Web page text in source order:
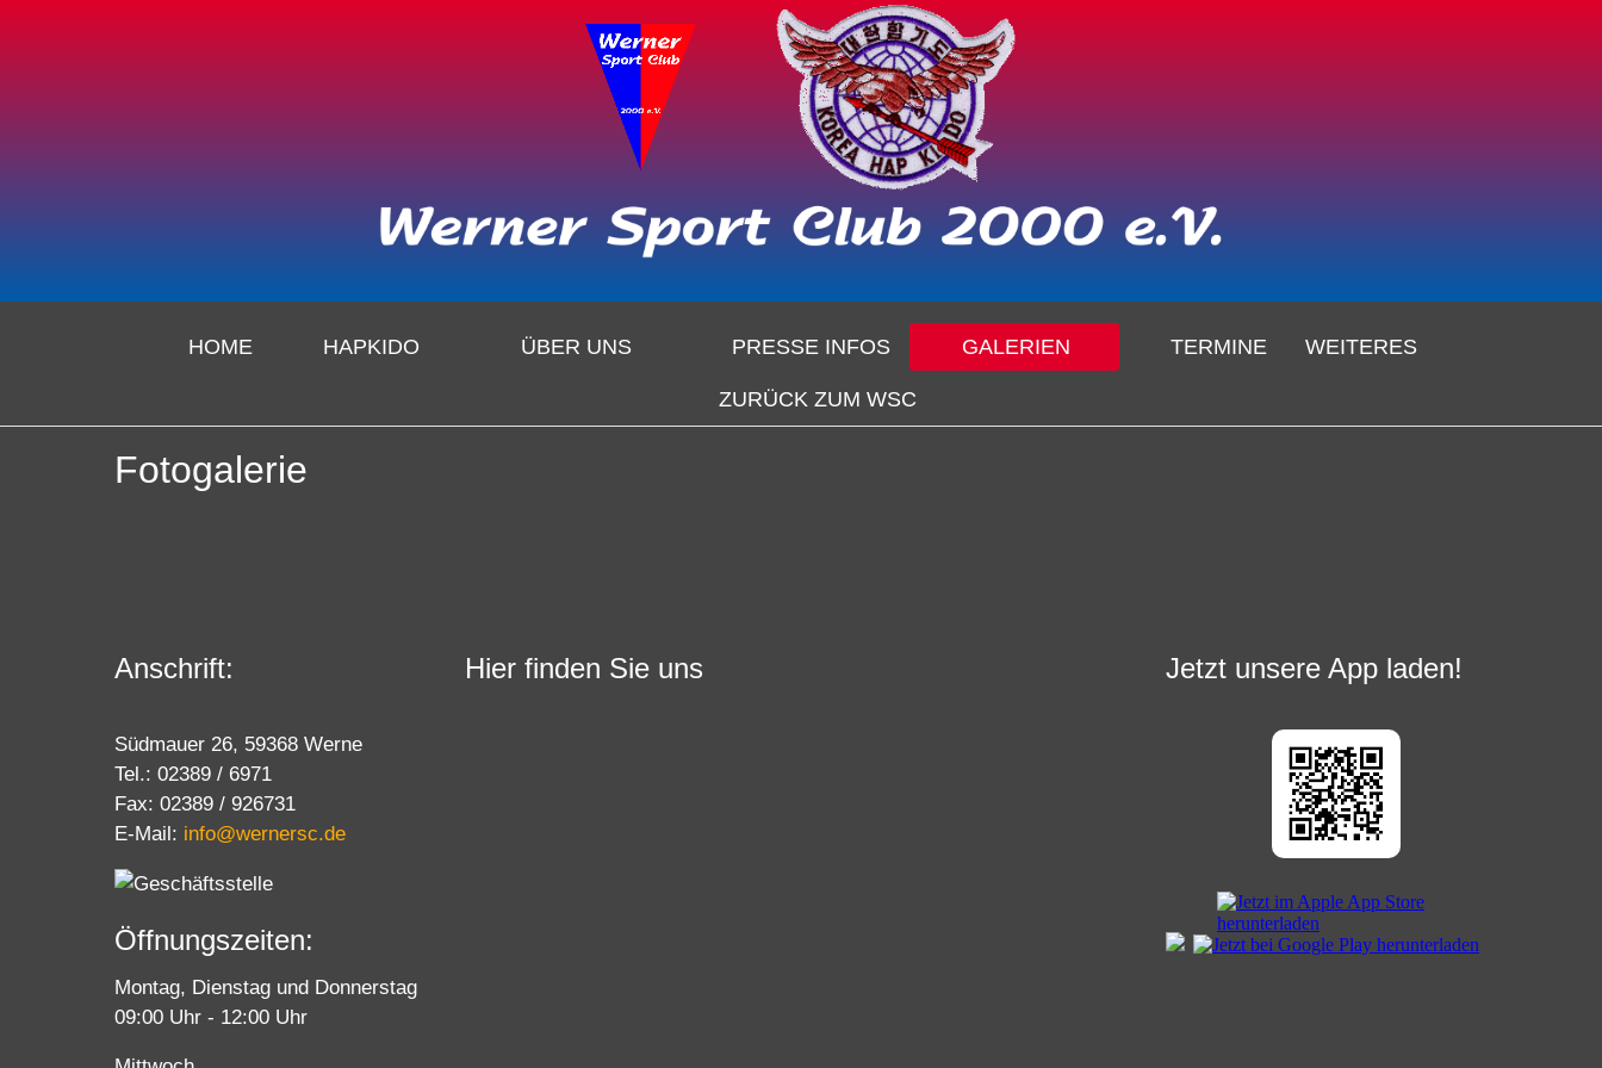
HOME HAPKIDO ÜBER UNS PRESSE INFOS GALERIEN TERMINE WEITERES
ZURÜCK ZUM WSC
Fotogalerie
Anschrift:
Südmauer 26, 59368 Werne
Tel.: 02389 / 6971
Fax: 02389 / 926731
E-Mail: info@wernersc.de
Öffnungszeiten:
Montag, Dienstag und Donnerstag
09:00 Uhr - 12:00 Uhr
Hier finden Sie uns Jetzt unsere App laden!